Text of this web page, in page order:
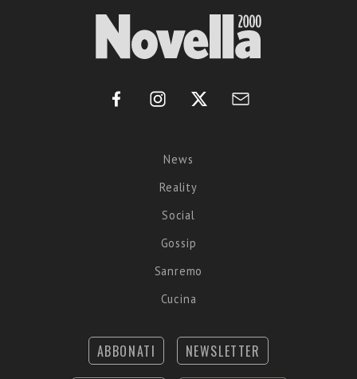
News
Reality
Social
Gossip
Sanremo
Cucina
ABBONATI NEWSLETTER